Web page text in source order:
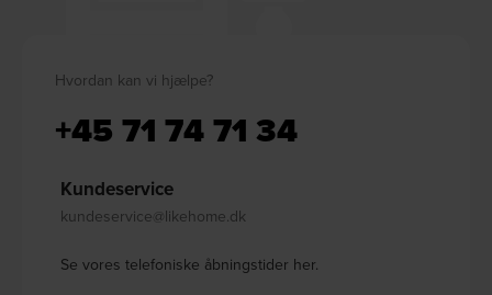
Hvordan kan vi hjælpe?
+45 71 74 71 34
Kundeservice
kundeservice@likehome.dk
Se vores telefoniske åbningstider her.